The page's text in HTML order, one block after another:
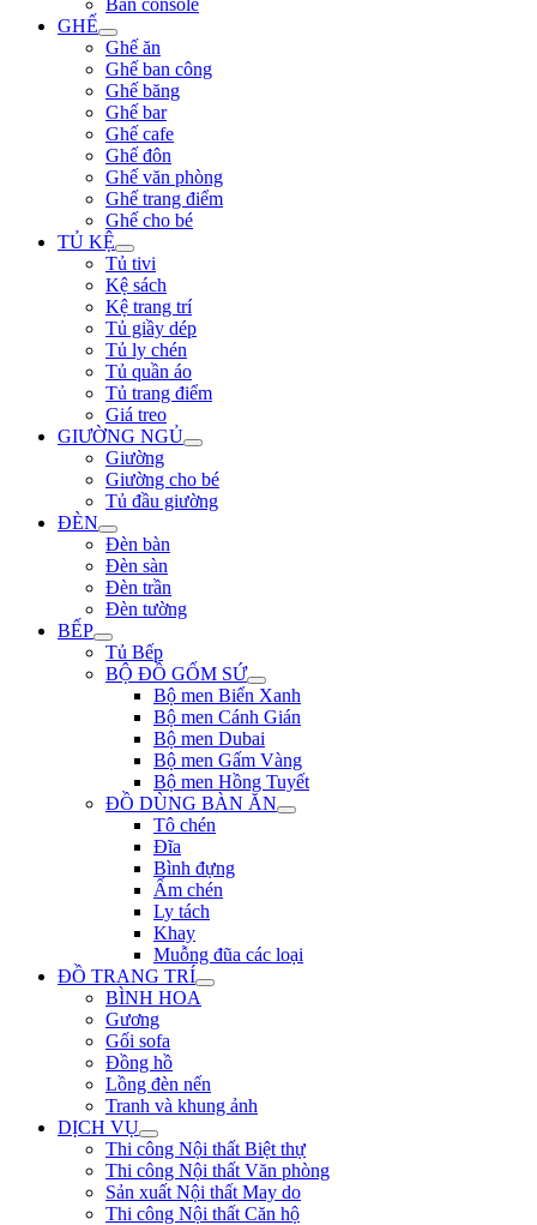
GHẾ
Ghế ăn
Ghế ban công
Ghế băng
Ghế bar
Ghế cafe
Ghế đôn
Ghế văn phòng
Ghế trang điểm
Ghế cho bé
TỦ KỆ
Tủ tivi
Kệ sách
Kệ trang trí
Tủ giầy dép
Tủ ly chén
Tủ quần áo
Tủ trang điểm
Giá treo
GIƯỜNG NGỦ
Giường
Giường cho bé
Tủ đầu giường
ĐÈN
Đèn bàn
Đèn sàn
Đèn trần
Đèn tường
BẾP
Tủ Bếp
BỘ ĐỒ GỐM SỨ
Bộ men Biển Xanh
Bộ men Cánh Gián
Bộ men Dubai
Bộ men Gấm Vàng
Bộ men Hồng Tuyết
ĐỒ DÙNG BÀN ĂN
Tô chén
Đĩa
Bình đựng
Ấm chén
Ly tách
Khay
Muỗng đũa các loại
ĐỒ TRANG TRÍ
BÌNH HOA
Gương
Gối sofa
Đồng hồ
Lồng đèn nến
Tranh và khung ảnh
DỊCH VỤ
Thi công Nội thất Biệt thự
Thi công Nội thất Văn phòng
Sản xuất Nội thất May do
Thi công Nội thất Căn hộ